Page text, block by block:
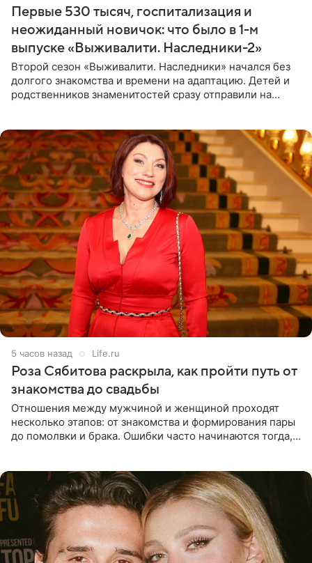
Первые 530 тысяч, госпитализация и
неожиданный новичок: что было в 1-м
выпуске «Выживалити. Наследники-2»
Второй сезон «Выживалити. Наследники» начался без
долгого знакомства и времени на адаптацию. Детей и
родственников знаменитостей сразу отправили на
5 часов назад Life.ru
Роза Сябитова раскрыла, как пройти путь от
знакомства до свадьбы
Отношения между мужчиной и женщиной проходят
несколько этапов: от знакомства и формирования пары
до помолвки и брака. Ошибки часто начинаются тогда,